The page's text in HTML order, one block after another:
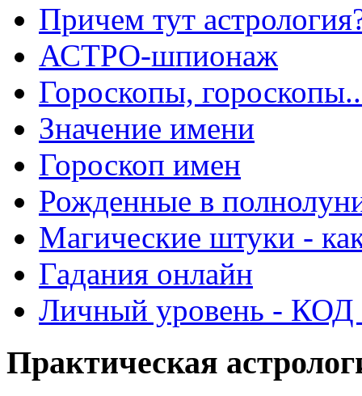
Причем тут
АСТРО-шпионаж
Гороскопы,
Значение имени
Гороскоп имен
Рожденные в
Магические штуки -
Гадания онлайн
Личный уровень - КОД
Практическая